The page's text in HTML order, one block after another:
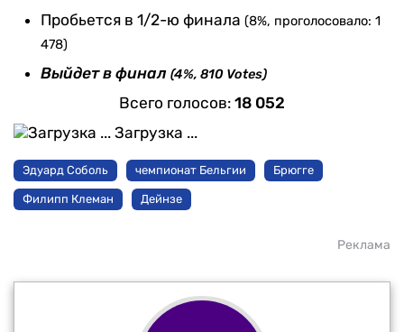
Пробьется в 1/2-ю финала (8%, проголосовало: 1
478)
Выйдет в финал (4%, 810 Votes)
Всего голосов: 18 052
Загрузка ...
Эдуард Соболь чемпионат Бельгии Брюгге
Филипп Клеман Дейнзе
Реклама